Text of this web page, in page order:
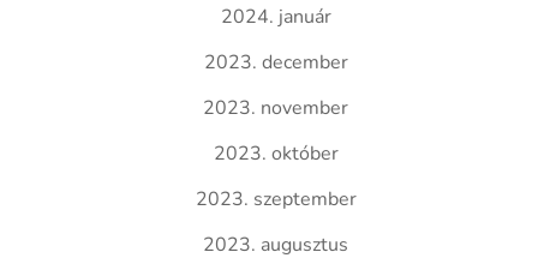
2024. január
2023. december
2023. november
2023. október
2023. szeptember
2023. augusztus